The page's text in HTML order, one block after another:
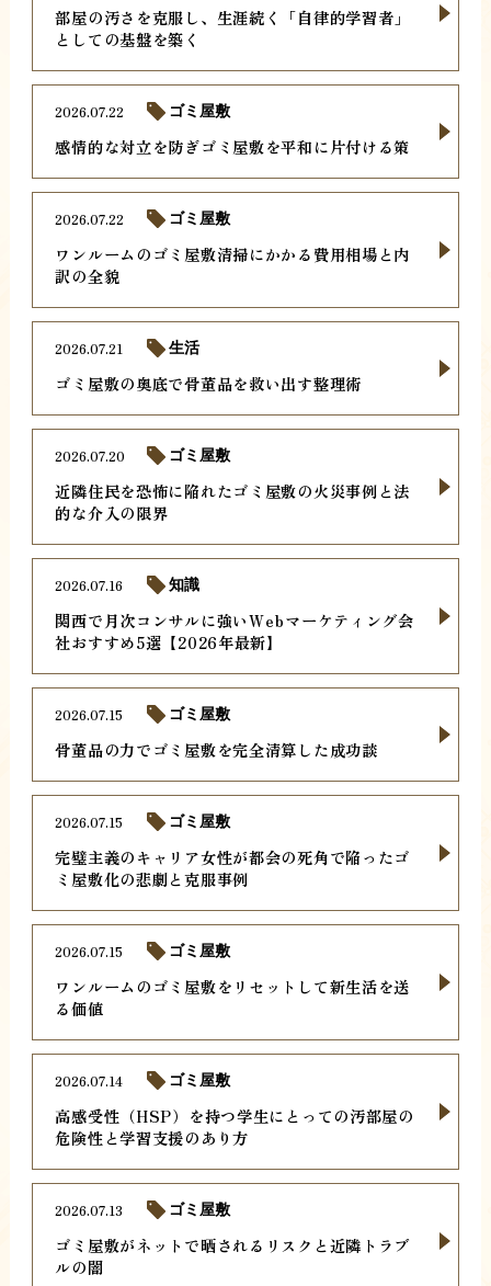
部屋の汚さを克服し、生涯続く「自律的学習者」
としての基盤を築く
感情的な対立を防ぎゴミ屋敷を平和に片付ける策
2026.07.22 ゴミ屋敷
ワンルームのゴミ屋敷清掃にかかる費用相場と内
訳の全貌
2026.07.22 ゴミ屋敷
ゴミ屋敷の奥底で骨董品を救い出す整理術
2026.07.21 生活
近隣住民を恐怖に陥れたゴミ屋敷の火災事例と法
的な介入の限界
2026.07.20 ゴミ屋敷
関西で月次コンサルに強いWebマーケティング会
社おすすめ5選【2026年最新】
2026.07.16 知識
骨董品の力でゴミ屋敷を完全清算した成功談
2026.07.15 ゴミ屋敷
完璧主義のキャリア女性が都会の死角で陥ったゴ
ミ屋敷化の悲劇と克服事例
2026.07.15 ゴミ屋敷
ワンルームのゴミ屋敷をリセットして新生活を送
る価値
2026.07.15 ゴミ屋敷
高感受性（HSP）を持つ学生にとっての汚部屋の
危険性と学習支援のあり方
2026.07.14 ゴミ屋敷
ゴミ屋敷がネットで晒されるリスクと近隣トラブ
ルの闇
2026.07.13 ゴミ屋敷